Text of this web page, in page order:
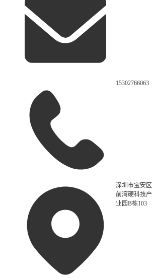
15302766063
深圳市宝安区
前湾硬科技产
业园B栋103